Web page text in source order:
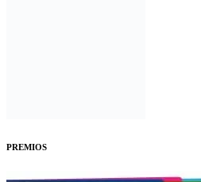
PREMIOS